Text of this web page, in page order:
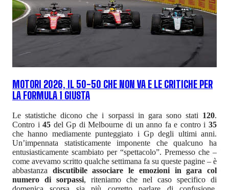
MOTORI 2026, IL 50-50 CHE NON VA E LE CRITICHE PER
LA FORMULA 1 GIUSTA
Le statistiche dicono che i sorpassi in gara sono stati 120.
Contro i45 del Gp di Melbourne di un anno fa e contro i35
che hanno mediamente punteggiato i Gp degli ultimi anni.
Un’impennata statisticamente imponente che qualcuno ha
entusiasticamente scambiato per “spettacolo”. Premesso che –
come avevamo scritto qualche settimana fa su queste pagine – è
abbastanza discutibile associare le emozioni in gara col
numero di sorpassi, riteniamo che nel caso specifico di